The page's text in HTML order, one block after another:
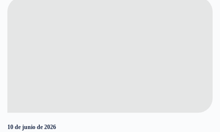
10 de junio de 2026